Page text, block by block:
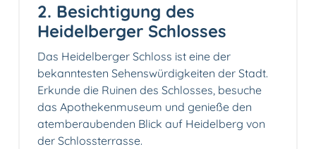
2. Besichtigung des
Heidelberger Schlosses
Das Heidelberger Schloss ist eine der
bekanntesten Sehenswürdigkeiten der Stadt.
Erkunde die Ruinen des Schlosses, besuche
das Apothekenmuseum und genieße den
atemberaubenden Blick auf Heidelberg von
der Schlossterrasse.